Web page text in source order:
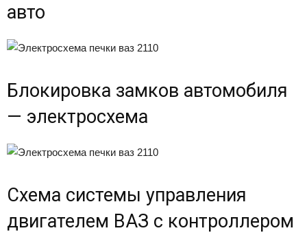
авто
Блокировка замков автомобиля
— электросхема
Схема системы управления
двигателем ВАЗ с контроллером